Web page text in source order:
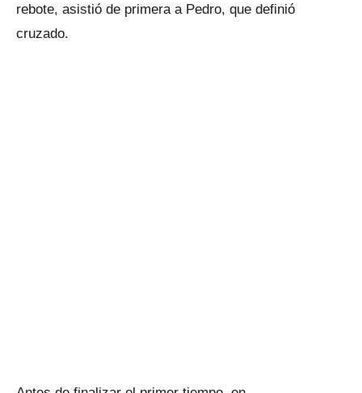
rebote, asistió de primera a Pedro, que definió
cruzado.